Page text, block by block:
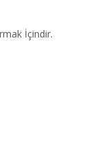
İçindir.